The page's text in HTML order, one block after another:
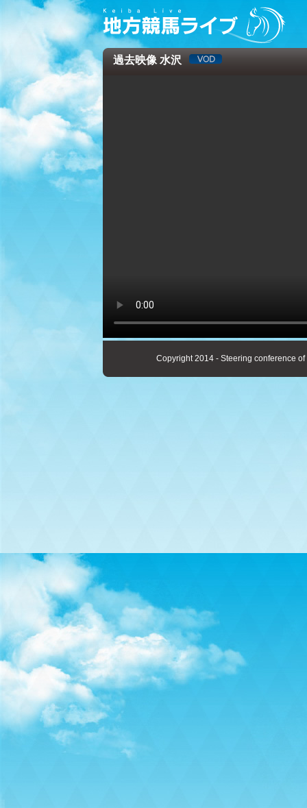
過去映像 水沢
Copyright 2014 - Steering conference